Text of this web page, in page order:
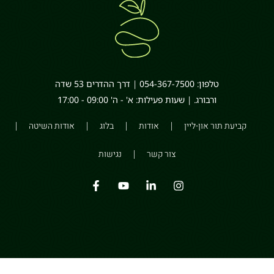
טלפון: 054-367-7500 | דרך ההדרים 53 שדה
ורבורג. | שעות פעילות: א' - ה' 09:00 - 17:00
קביעת תור און-ליין אודות בלוג אודות השיטה
צור קשר נגישות